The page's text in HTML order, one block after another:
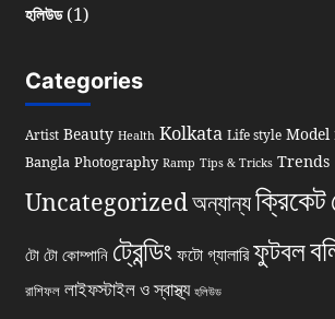
হলিউড(1)
Categories
Artist Beauty Health Kolkata Life style Model
Bangla Photography Ramp Tips & Tricks Trends
Uncategorizedঅন্যান্যক্রিকেট
টো টো কোম্পানি ট্রেন্ডিং ফটো গ্যালারি ফুটবল
রাশিফল লাইফস্টাইল ও স্বাস্থ্য হলিউড